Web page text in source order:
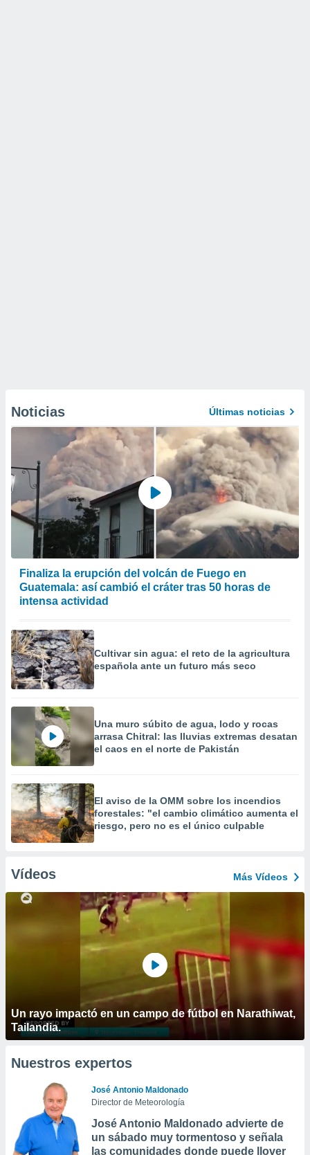
Noticias Últimas noticias
Finaliza la erupción del volcán de Fuego en
Guatemala: así cambió el cráter tras 50 horas de
intensa actividad
Cultivar sin agua: el reto de la agricultura
española ante un futuro más seco
Una muro súbito de agua, lodo y rocas
arrasa Chitral: las lluvias extremas desatan
el caos en el norte de Pakistán
El aviso de la OMM sobre los incendios
forestales: "el cambio climático aumenta el
riesgo, pero no es el único culpable
Vídeos Más Vídeos
Un rayo impactó en un campo de fútbol en Narathiwat,
Tailandia.
Nuestros expertos
José Antonio Maldonado
Director de Meteorología
José Antonio Maldonado advierte de
un sábado muy tormentoso y señala
las comunidades donde puede llover